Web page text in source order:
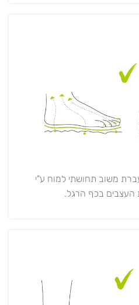
משוב תחושתי למוח ע"י